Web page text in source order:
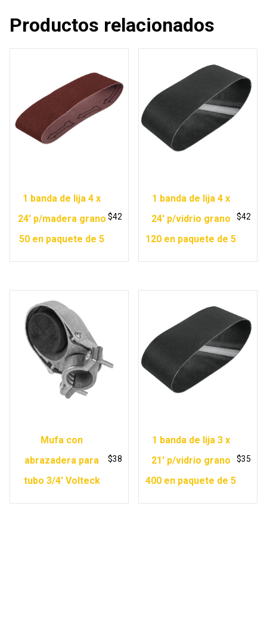
Productos relacionados
1 banda de lija 4 x
24′ p/madera grano
50 en paquete de 5
$42
1 banda de lija 4 x
24′ p/vidrio grano
120 en paquete de 5
$42
Mufa con
abrazadera para
tubo 3/4′ Volteck
$38
1 banda de lija 3 x
21′ p/vidrio grano
400 en paquete de 5
$35